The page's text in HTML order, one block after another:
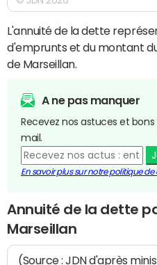
L'annuité de la dette
d'emprunts et du montant
de Marseillan.
A ne pas manquer
Recevez nos astuces et
mail.
En savoir plus sur notre politique
Annuité de la dette
Marseillan
(Source : JDN d'après